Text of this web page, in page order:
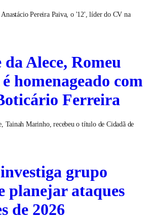
Anastácio Pereira Paiva, o '12', líder do CV na
da Alece, Romeu
homenageado com
Ferreira
Tainah Marinho, recebeu o título de Cidadã de
grupo
planejar ataques
de 2026